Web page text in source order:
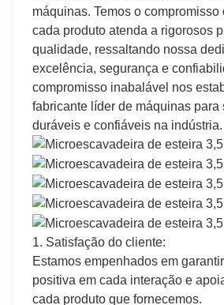
máquinas. Temos o compromisso
cada produto atenda a rigorosos
qualidade, ressaltando nossa
excelência, segurança e
compromisso inabalável nos
fabricante líder de máquinas para
​​duráveis ​​e confiáveis ​​na indústria.
1. Satisfação do cliente:
Estamos empenhados em
positiva em cada interação e
cada produto que fornecemos.